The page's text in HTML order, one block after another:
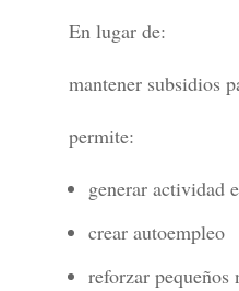
En lugar de:
mantener subsidios
permite:
generar actividad
crear autoempleo
reforzar pequeños